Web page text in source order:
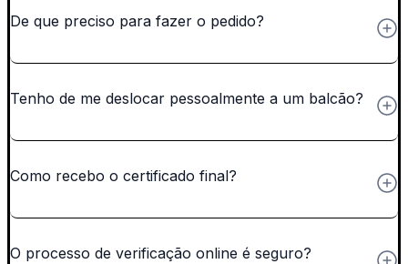
De que preciso para fazer o pedido?
Tenho de me deslocar pessoalmente a um balcão?
Como recebo o certificado final?
O processo de verificação online é seguro?